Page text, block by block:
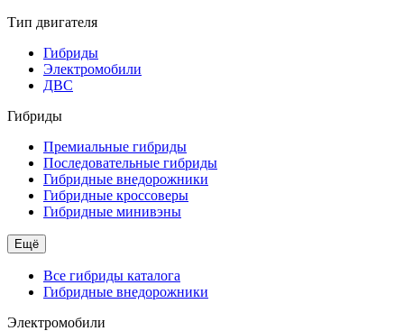
Тип двигателя
Гибриды
Электромобили
ДВС
Гибриды
Премиальные гибриды
Последовательные гибриды
Гибридные внедорожники
Гибридные кроссоверы
Гибридные минивэны
Ещё
Все гибриды каталога
Гибридные внедорожники
Электромобили